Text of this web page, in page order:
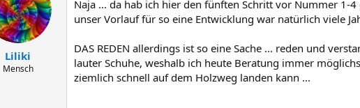
Liliki
Mensch
Naja ... da hab ich hier den fünften Schritt vor Nummer 1-4
unser Vorlauf für so eine Entwicklung war natürlich viele
DAS REDEN allerdings ist so eine Sache ... reden und
lauter Schuhe, weshalb ich heute Beratung immer
ziemlich schnell auf dem Holzweg landen kann ...